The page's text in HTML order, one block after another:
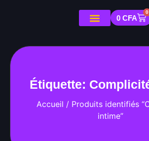
0 CFA
0
Étiquette:
Accueil / Produits identifiés
intime”